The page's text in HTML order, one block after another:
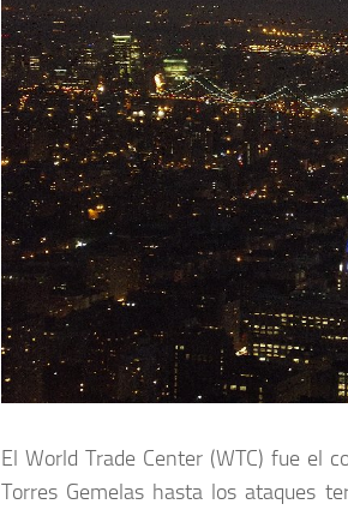
El World Trade Center (WTC) fue el
Torres Gemelas hasta los ataques